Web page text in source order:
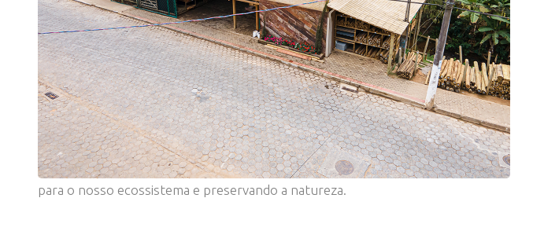
para o nosso ecossistema e preservando a natureza.